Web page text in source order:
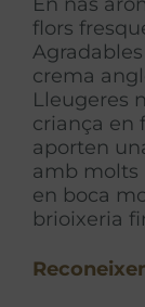
flors
crema
Lleugeres
criança en
aporten
amb molts
en boca
brioixeria